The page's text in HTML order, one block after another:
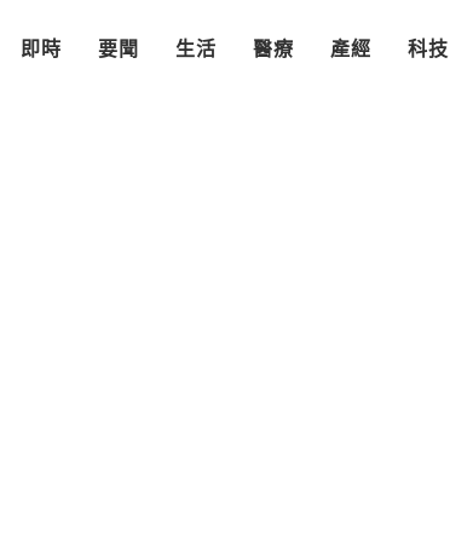
即時 要聞 生活 醫療 產經 科技